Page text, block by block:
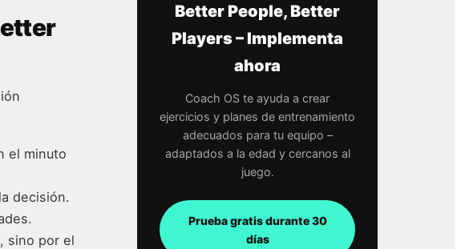
el minuto
decisión.
sino por el
Better People, Better
Players – Implementa
ahora
Coach OS te ayuda a crear
ejercicios y planes de entrenamiento
adecuados para tu equipo –
adaptados a la edad y cercanos al
juego.
Prueba gratis durante 30
días